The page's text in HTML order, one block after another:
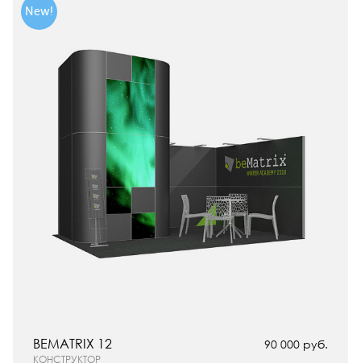
New!
90 000 руб.
КОНСТРУКТОР
BEMATRIX 12